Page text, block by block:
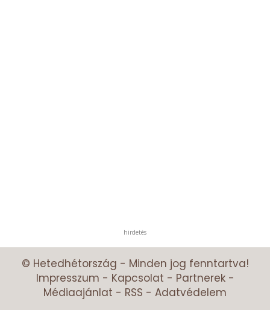
hirdetés
© Hetedhétország - Minden jog fenntartva!
Impresszum - Kapcsolat - Partnerek-
Médiaajánlat - RSS - Adatvédelem